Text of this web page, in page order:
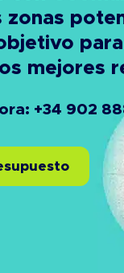
zonas
para
mejores
+34 902